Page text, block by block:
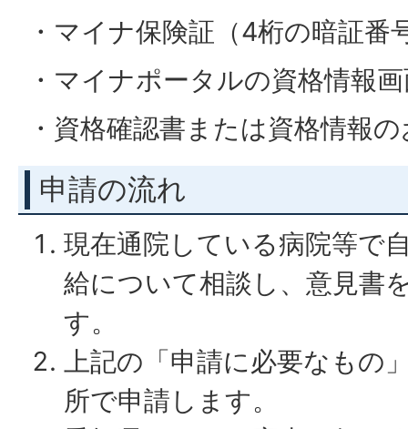
・マイナ保険証（4桁の暗証番
・マイナポータルの資格情報
・資格確認書または資格情報
申請の流れ
現在通院している病院等で
給について相談し、意見書
す。
上記の「申請に必要なもの
所で申請します。